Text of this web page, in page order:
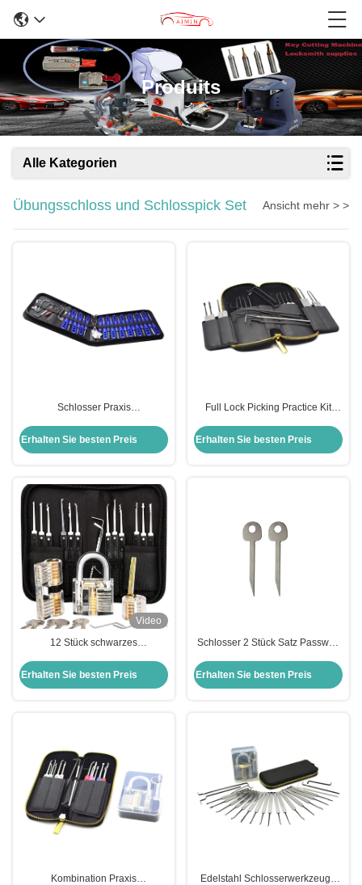
Produits
Alle Kategorien
Übungsschloss und Schlosspick Set Ansicht mehr > >
Schlosser Praxis
Haken Schlosser Schlosser
Auswahl Haus Schloss Set
Erhalten Sie besten Preis
Full Lock Picking Practice Kit
Lernen
Erhalten Sie besten Preis
Video
12 Stück schwarzes
Set Transparentes Schlosspick-
Übungskit Werkzeuge
Erhalten Sie besten Preis
Schlosser 2 Stück Satz Passwort
Werkzeuge Schlosser Schlüssel
Schlosser Training Kit
Erhalten Sie besten Preis
Kombination Praxis
Edelstahl Schlosserwerkzeuge